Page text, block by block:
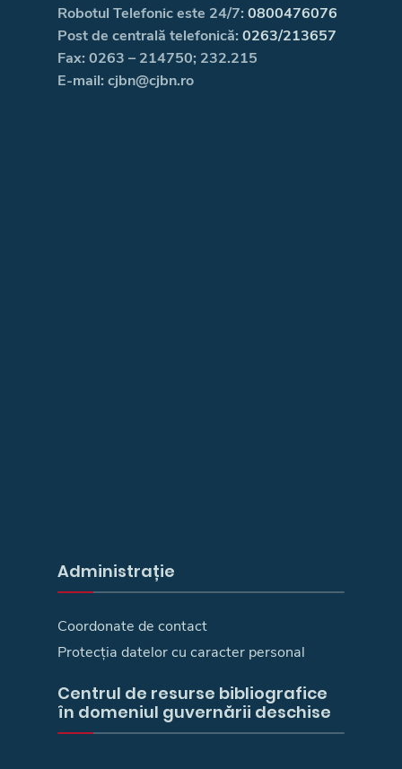
Robotul Telefonic este 24/7: 0800476076
Post de centrală telefonică: 0263/213657
Fax: 0263 – 214750; 232.215
E-mail: cjbn@cjbn.ro
Administrație
Coordonate de contact
Protecția datelor cu caracter personal
Centrul de resurse bibliografice
în domeniul guvernării deschise